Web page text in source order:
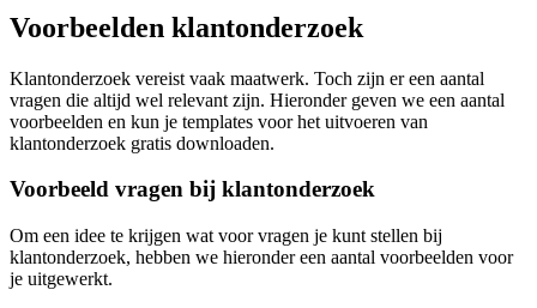
Voorbeelden klantonderzoek
Klantonderzoek vereist vaak maatwerk. Toch zijn er een aantal
vragen die altijd wel relevant zijn. Hieronder geven we een aantal
voorbeelden en kun je templates voor het uitvoeren van
klantonderzoek gratis downloaden.
Voorbeeld vragen bij klantonderzoek
Om een idee te krijgen wat voor vragen je kunt stellen bij
klantonderzoek, hebben we hieronder een aantal voorbeelden voor
je uitgewerkt.